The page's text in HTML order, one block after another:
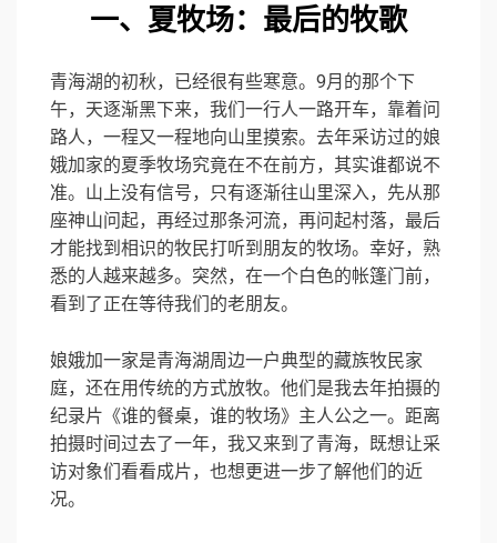
一、 夏牧场：最后的牧歌
青海湖的初秋，已经很有些寒意。9月的那个下
午，天逐渐黑下来，我们一行人一路开车，靠着问
路人，一程又一程地向山里摸索。去年采访过的娘
娥加家的夏季牧场究竟在不在前方，其实谁都说不
准。山上没有信号，只有逐渐往山里深入，先从那
座神山问起，再经过那条河流，再问起村落，最后
才能找到相识的牧民打听到朋友的牧场。幸好，熟
悉的人越来越多。突然，在一个白色的帐篷门前，
看到了正在等待我们的老朋友。
娘娥加一家是青海湖周边一户典型的藏族牧民家
庭，还在用传统的方式放牧。他们是我去年拍摄的
纪录片《谁的餐桌，谁的牧场》主人公之一。距离
拍摄时间过去了一年，我又来到了青海，既想让采
访对象们看看成片，也想更进一步了解他们的近
况。